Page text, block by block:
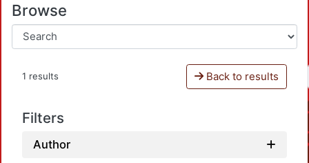
Browse
1 results Back to results
Filters
Author